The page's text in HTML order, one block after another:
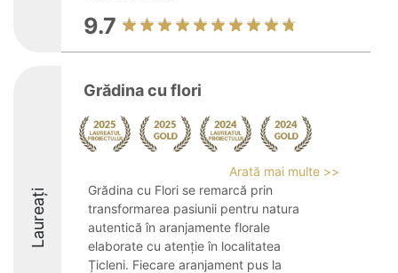
9.7
Laureați
Grădina cu flori
Arată mai multe >>
Grădina cu Flori se remarcă prin
transformarea pasiunii pentru natura
autentică în aranjamente florale
elaborate cu atenție în localitatea
Țicleni. Fiecare aranjament pus la